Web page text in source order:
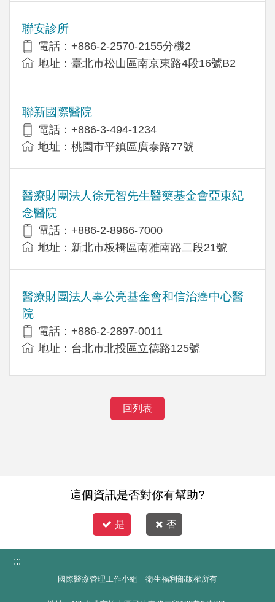
聯安診所
電話：+886-2-2570-2155分機2
地址：臺北市松山區南京東路4段16號B2
聯新國際醫院
電話：+886-3-494-1234
地址：桃園市平鎮區廣泰路77號
醫療財團法人徐元智先生醫藥基金會亞東紀
念醫院
電話：+886-2-8966-7000
地址：新北市板橋區南雅南路二段21號
醫療財團法人辜公亮基金會和信治癌中心醫
院
電話：+886-2-2897-0011
地址：台北市北投區立德路125號
回列表
這個資訊是否對你有幫助?
是 否
:::
國際醫療管理工作小組 衛生福利部版權所有